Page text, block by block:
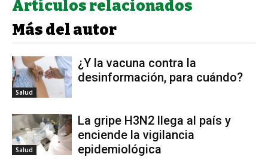
Artículos relacionados
Más del autor
Salud
¿Y la vacuna contra la
desinformación, para cuándo?
Salud
La gripe H3N2 llega al país y
enciende la vigilancia
epidemiológica